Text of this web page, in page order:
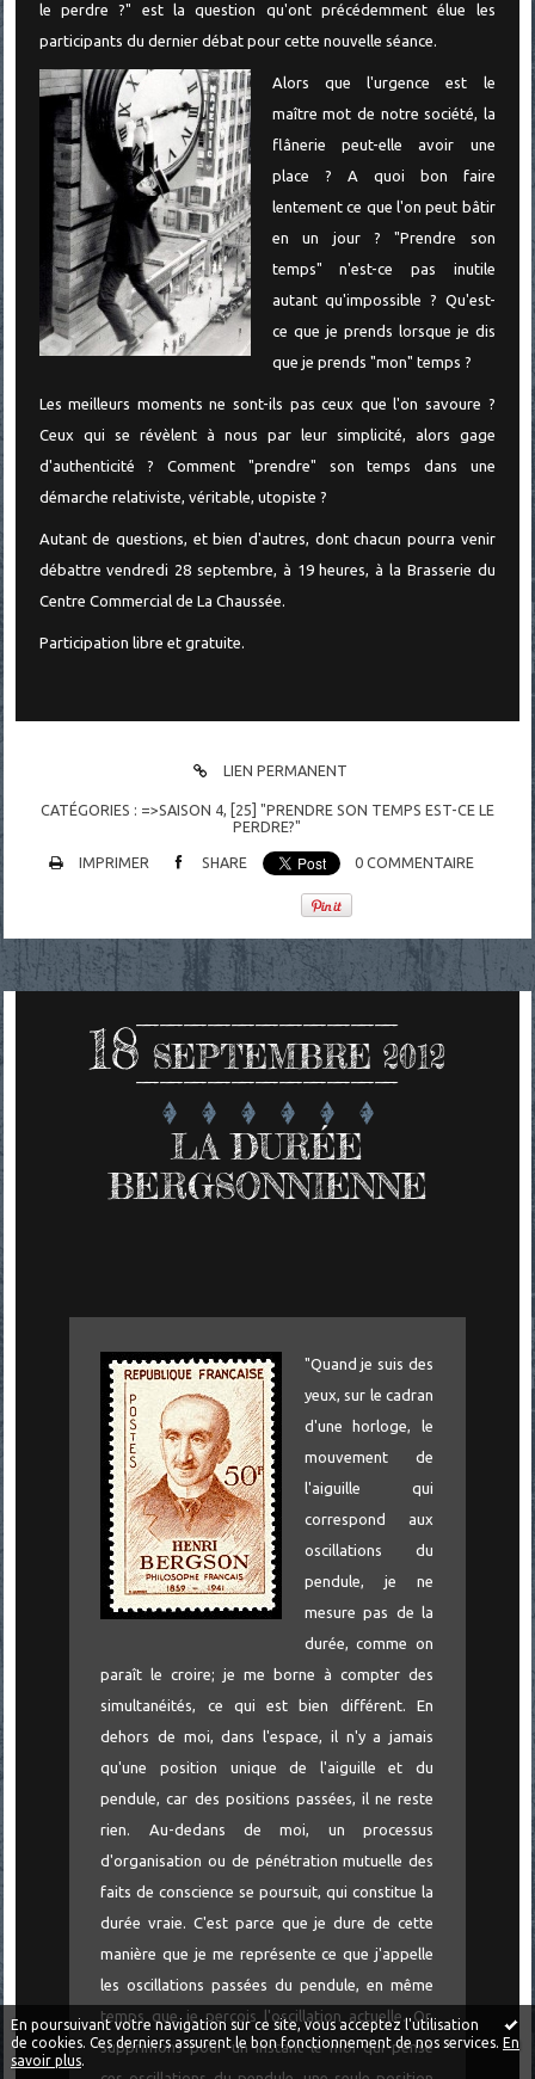
En poursuivant votre navigation sur ce site, vous acceptez l'utilisation
de cookies. Ces derniers assurent le bon fonctionnement de nos services. En
savoir plus.
le perdre ?" est la question qu'ont précédemment élue les
participants du dernier débat pour cette nouvelle séance.
Alors que l'urgence est le
maître mot de notre société, la
flânerie peut-elle avoir une
place ? A quoi bon faire
lentement ce que l'on peut bâtir
en un jour ? "Prendre son
temps" n'est-ce pas inutile
autant qu'impossible ? Qu'est-
ce que je prends lorsque je dis
que je prends "mon" temps ?
Les meilleurs moments ne sont-ils pas ceux que l'on savoure ?
Ceux qui se révèlent à nous par leur simplicité, alors gage
d'authenticité ? Comment "prendre" son temps dans une
démarche relativiste, véritable, utopiste ?
Autant de questions, et bien d'autres, dont chacun pourra venir
débattre vendredi 28 septembre, à 19 heures, à la Brasserie du
Centre Commercial de La Chaussée.
Participation libre et gratuite.
LIEN PERMANENT
CATÉGORIES : =>SAISON 4, [25] "PRENDRE SON TEMPS EST-CE LE
PERDRE?"
IMPRIMER SHARE 0 COMMENTAIRE
18 SEPTEMBRE 2012
LA DURÉE
BERGSONNIENNE
"Quand je suis des
yeux, sur le cadran
d'une horloge, le
mouvement de
l'aiguille qui
correspond aux
oscillations du
pendule, je ne
mesure pas de la
durée, comme on
paraît le croire; je me borne à compter des
simultanéités, ce qui est bien différent. En
dehors de moi, dans l'espace, il n'y a jamais
qu'une position unique de l'aiguille et du
pendule, car des positions passées, il ne reste
rien. Au-dedans de moi, un processus
d'organisation ou de pénétration mutuelle des
faits de conscience se poursuit, qui constitue la
durée vraie. C'est parce que je dure de cette
manière que je me représente ce que j'appelle
les oscillations passées du pendule, en même
temps que je perçois l'oscillation actuelle. Or,
supprimons pour un instant le moi qui pense